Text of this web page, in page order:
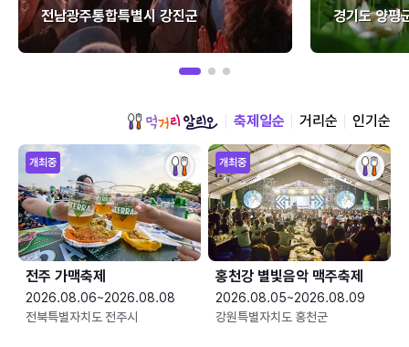
전남광주통합특별시 강진군
경기도 양평
축제일순 거리순 인기순
개최중
전주 가맥축제
2026.08.06~2026.08.08
전북특별자치도 전주시
개최중
홍천강 별빛음악 맥주축제
2026.08.05~2026.08.09
강원특별자치도 홍천군